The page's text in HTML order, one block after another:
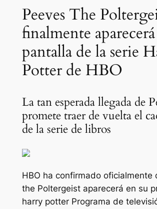
Peeves The
finalmente
pantalla de la serie
Potter de HBO
La tan esperada llegada de
promete traer de vuelta el
de la serie de libros
HBO ha confirmado oficialmente
the Poltergeist aparecerá en su
harry potter Programa de